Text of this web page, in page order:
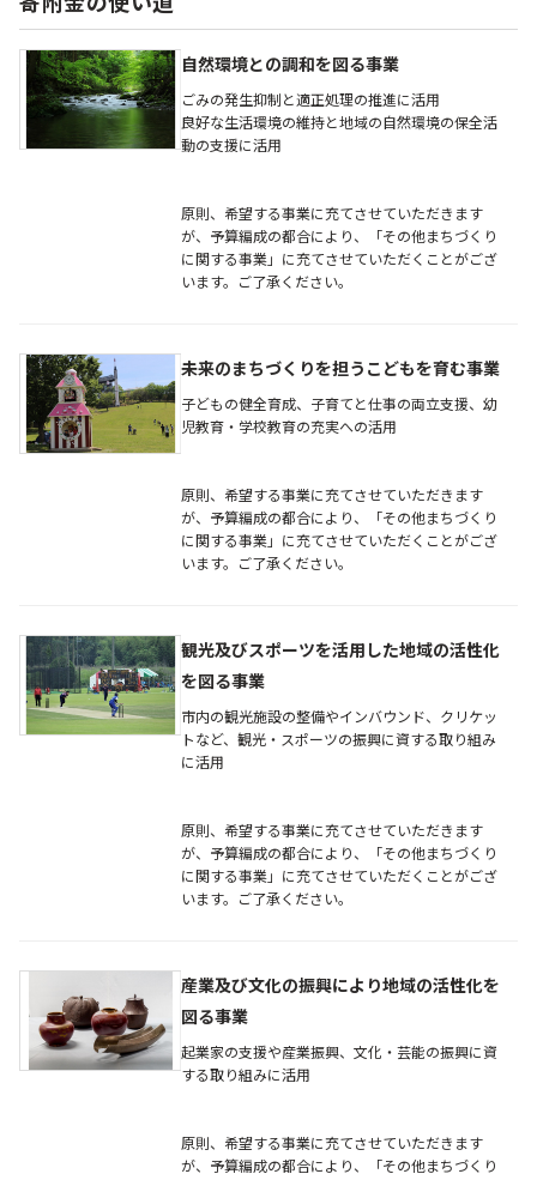
自然環境との調和を図る事業
ごみの発生抑制と適正処理の推進に活用
良好な生活環境の維持と地域の自然環境の保全活
動の支援に活用
原則、希望する事業に充てさせていただきます
が、予算編成の都合により、「その他まちづくり
に関する事業」に充てさせていただくことがござ
います。ご了承ください。
未来のまちづくりを担うこどもを育む事業
子どもの健全育成、子育てと仕事の両立支援、幼
児教育・学校教育の充実への活用
原則、希望する事業に充てさせていただきます
が、予算編成の都合により、「その他まちづくり
に関する事業」に充てさせていただくことがござ
います。ご了承ください。
観光及びスポーツを活用した地域の活性化
を図る事業
市内の観光施設の整備やインバウンド、クリケッ
トなど、観光・スポーツの振興に資する取り組み
に活用
原則、希望する事業に充てさせていただきます
が、予算編成の都合により、「その他まちづくり
に関する事業」に充てさせていただくことがござ
います。ご了承ください。
産業及び文化の振興により地域の活性化を
図る事業
起業家の支援や産業振興、文化・芸能の振興に資
する取り組みに活用
原則、希望する事業に充てさせていただきます
が、予算編成の都合により、「その他まちづくり